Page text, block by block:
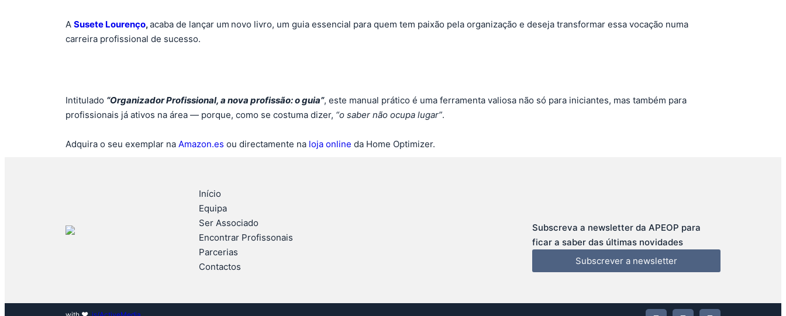
A Susete Lourenço,acaba de lançar um novo livro, um guia essencial para quem tem paixão pela organização e deseja transformar essa vocação numa
carreira profissional de sucesso.
Intitulado “Organizador Profissional, a nova profissão: o guia”, este manual prático é uma ferramenta valiosa não só para iniciantes, mas também para
profissionais já ativos na área — porque, como se costuma dizer, “o saber não ocupa lugar”.
Adquira o seu exemplar na Amazon.es ou directamente na loja online da Home Optimizer.
Início
Equipa
Ser Associado
Encontrar Profissonais
Parcerias
Contactos
Subscreva a newsletter da APEOP para
ficar a saber das últimas novidades
Subscrever a newsletter